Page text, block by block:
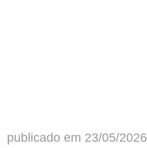
publicado em 23/05/2026